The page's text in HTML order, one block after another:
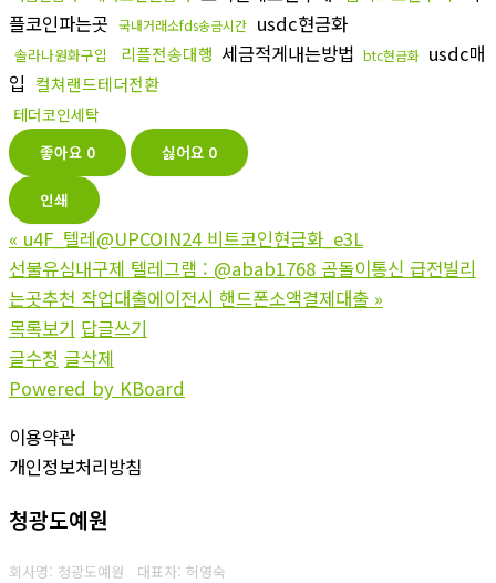
플코인파는곳 국내거래소fds송금시간 usdc현금화
솔라나원화구입 리플전송대행 세금적게내는방법 btc현금화 usdc매
입 컬쳐랜드테더전환
테더코인세탁
좋아요 0 싫어요 0
인쇄
« u4F_텔레@UPCOIN24 비트코인현금화_e3L
선불유심내구제 텔레그램 : @abab1768 곰돌이통신 급전빌리
는곳추천 작업대출에이전시 핸드폰소액결제대출 »
목록보기 답글쓰기
글수정 글삭제
Powered by KBoard
이용약관
개인정보처리방침
청광도예원
회사명: 청광도예원 대표자: 허영숙